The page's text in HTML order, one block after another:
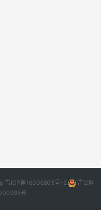
吉ICP备16006803号-2
吉公网
号